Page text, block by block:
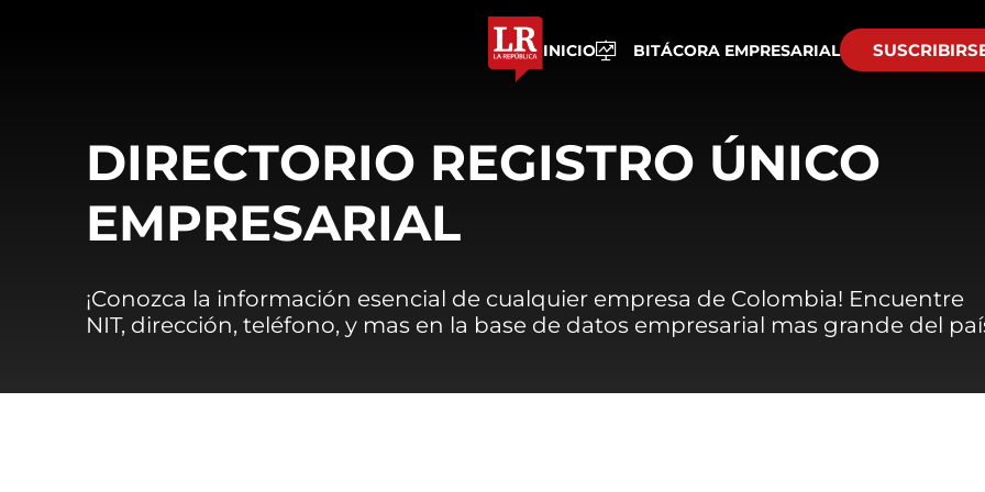
INICIO BITÁCORA EMPRESARIAL
DIRECTORIO REGISTRO ÚNICO
EMPRESARIAL
¡Conozca la información esencial de cualquier empresa de Colombia! Encuentre
NIT, dirección, teléfono, y mas en la base de datos empresarial mas grande del